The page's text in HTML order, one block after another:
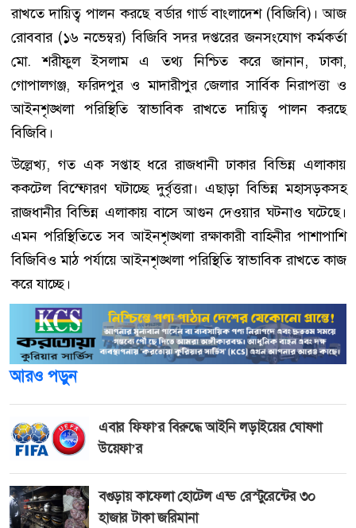
রাখতে দায়িত্ব পালন করছে বর্ডার গার্ড বাংলাদেশ (বিজিবি)। আজ
রোববার (১৬ নভেম্বর) বিজিবি সদর দপ্তরের জনসংযোগ কর্মকর্তা
মো. শরীফুল ইসলাম এ তথ্য নিশ্চিত করে জানান, ঢাকা,
গোপালগঞ্জ, ফরিদপুর ও মাদারীপুর জেলার সার্বিক নিরাপত্তা ও
আইনশৃঙ্খলা পরিস্থিতি স্বাভাবিক রাখতে দায়িত্ব পালন করছে
বিজিবি।
উল্লেখ্য, গত এক সপ্তাহ ধরে রাজধানী ঢাকার বিভিন্ন এলাকায়
ককটেল বিস্ফোরণ ঘটাচ্ছে দুর্বৃত্তরা। এছাড়া বিভিন্ন মহাসড়কসহ
রাজধানীর বিভিন্ন এলাকায় বাসে আগুন দেওয়ার ঘটনাও ঘটেছে।
এমন পরিস্থিতিতে সব আইনশৃঙ্খলা রক্ষাকারী বাহিনীর পাশাপাশি
বিজিবিও মাঠ পর্যায়ে আইনশৃঙ্খলা পরিস্থিতি স্বাভাবিক রাখতে কাজ
করে যাচ্ছে।
আরও পড়ুন
এবার ফিফা’র বিরুদ্ধে আইনি লড়াইয়ের ঘোষণা
উয়েফা’র
বগুড়ায় কাফেলা হোটেল এন্ড রেস্টুরেন্টের ৩০
হাজার টাকা জরিমানা